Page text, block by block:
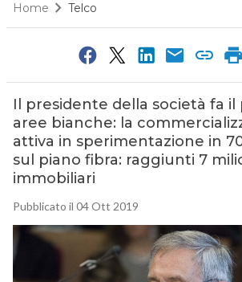
Home Telco
Il presidente della società fa
aree bianche: la
attiva in sperimentazione in
sul piano fibra: raggiunti 7
immobiliari
Pubblicato il 04 Ott 2019